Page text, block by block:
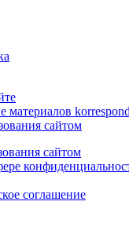
материалов
сайтом
сайтом
соглашение